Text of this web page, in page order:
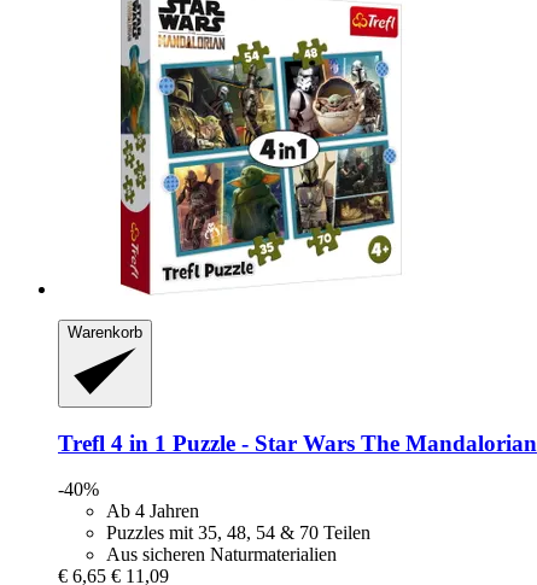
Warenkorb
Trefl 4 in 1 Puzzle -​ Star Wars The Mandalorian
-40%
Ab 4 Jahren
Puzzles mit 35, 48, 54 & 70 Teilen
Aus sicheren Naturmaterialien
€ 6,65 € 11,09